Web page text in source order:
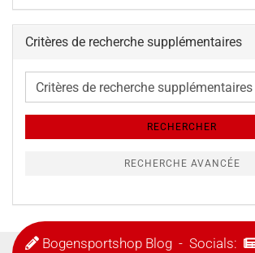
Critères de recherche supplémentaires
Critères
recherche
RECHERCHER
RECHERCHE AVANCÉE
Bogensportshop Blog- Socials: